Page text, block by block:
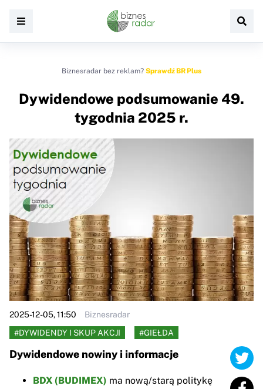
Biznesradar bez reklam? Sprawdź BR Plus
Dywidendowe podsumowanie 49.
tygodnia 2025 r.
2025-12-05, 11:50
Biznesradar
#DYWIDENDY I SKUP AKCJI
#GIEŁDA
​Dywidendowe nowiny i informacje
BDX (BUDIMEX) ma nową/starą politykę